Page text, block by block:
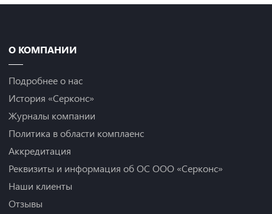
О КОМПАНИИ
Подробнее о нас
История «Серконс»
Журналы компании
Политика в области комплаенс
Аккредитация
Реквизиты и информация об ОС ООО «Серконс»
Наши клиенты
Отзывы